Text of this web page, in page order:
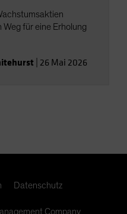
für eine Erholung
26 Mai 2026
Datenschutz
Company